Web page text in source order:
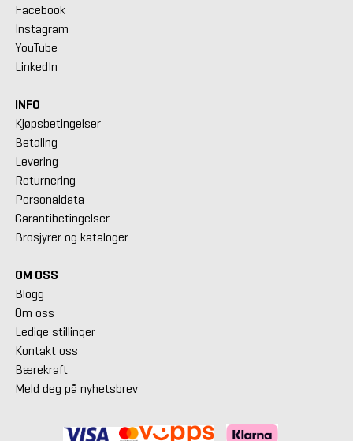
Facebook
Instagram
YouTube
LinkedIn
INFO
Kjøpsbetingelser
Betaling
Levering
Returnering
Personaldata
Garantibetingelser
Brosjyrer og kataloger
OM OSS
Blogg
Om oss
Ledige stillinger
Kontakt oss
Bærekraft
Meld deg på nyhetsbrev